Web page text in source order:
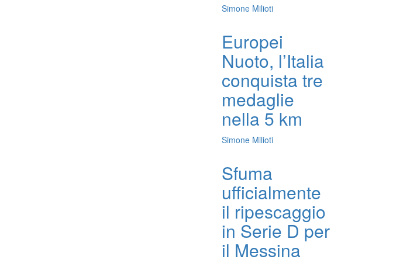
Simone Milioti
Europei
Nuoto, l’Italia
conquista tre
medaglie
nella 5 km
Simone Milioti
Sfuma
ufficialmente
il ripescaggio
in Serie D per
il Messina